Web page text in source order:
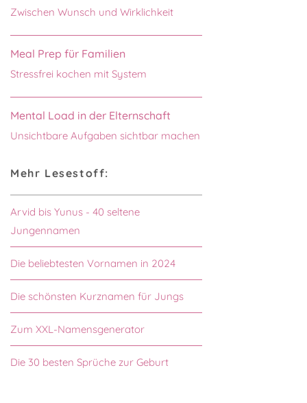
Zwischen Wunsch und Wirklichkeit
Meal Prep für Familien
Stressfrei kochen mit System
Mental Load in der Elternschaft
Unsichtbare Aufgaben sichtbar machen
Mehr Lesestoff:
Arvid bis Yunus - 40 seltene
Jungennamen
Die beliebtesten Vornamen in 2024
Die schönsten Kurznamen für Jungs
Zum XXL-Namensgenerator
Die 30 besten Sprüche zur Geburt